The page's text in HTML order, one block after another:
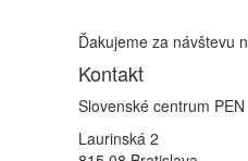
Ďakujeme za návštevu
Kontakt
Slovenské centrum PEN
Laurinská 2